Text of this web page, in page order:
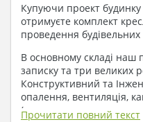
Купуючи проект будинку
отримуєте комплект
проведення будівельних
В основному складі наш
записку та три великих
Конструктивний та
опалення, вентиляція,
( купується за додаткову
Прочитати повний текст